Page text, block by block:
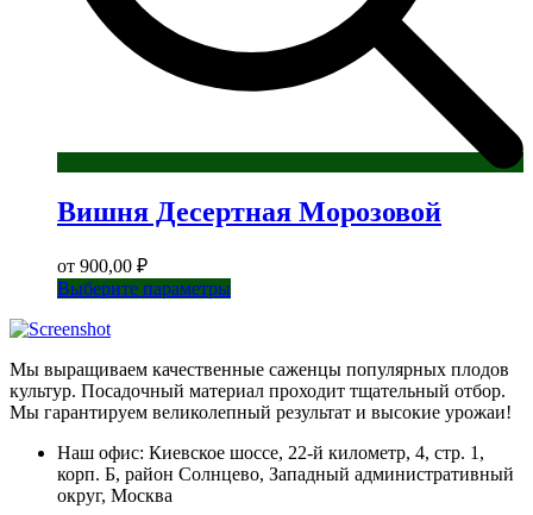
Вишня Десертная Морозовой
от 900,00 ₽
Выберите параметрыЭтот
вариаций.
Опции
можно
на
странице
Мы выращиваем качественные саженцы популярных плодов
культур. Посадочный материал проходит тщательный отбор.
Мы гарантируем великолепный результат и высокие урожаи!
Наш офис: Киевское шоссе, 22-й километр, 4, стр. 1,
корп. Б, район Солнцево, Западный административный
округ, Москва